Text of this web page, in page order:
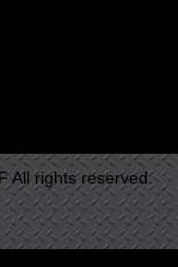
All rights reserved.